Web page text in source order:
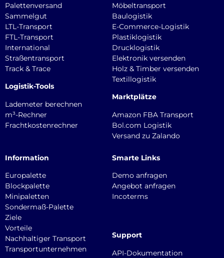
Palettenversand
Sammelgut
LTL-Transport
FTL-Transport
International
Straßentransport
Track & Trace
Logistik-Tools
Lademeter berechnen
m³-Rechner
Frachtkostenrechner
Möbeltransport
Baulogistik
E-Commerce-Logistik
Plastiklogistik
Drucklogistik
Elektronik versenden
Holz & Timber versenden
Textillogistik
Marktplätze
Amazon FBA Transport
Bol.com Logistik
Versand zu Zalando
Information
Europalette
Blockpalette
Minipaletten
Sondermaß-Palette
Ziele
Vorteile
Nachhaltiger Transport
Transportunternehmen
Smarte Links
Demo anfragen
Angebot anfragen
Incoterms
Support
API-Dokumentation